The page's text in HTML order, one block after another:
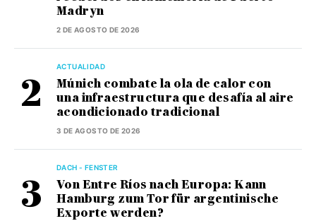
Madryn
2 DE AGOSTO DE 2026
ACTUALIDAD
Múnich combate la ola de calor con
una infraestructura que desafía al aire
acondicionado tradicional
3 DE AGOSTO DE 2026
DACH - FENSTER
Von Entre Ríos nach Europa: Kann
Hamburg zum Tor für argentinische
Exporte werden?